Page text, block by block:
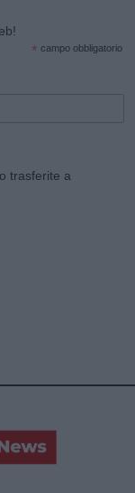
* campo obbligatorio
trasferite a